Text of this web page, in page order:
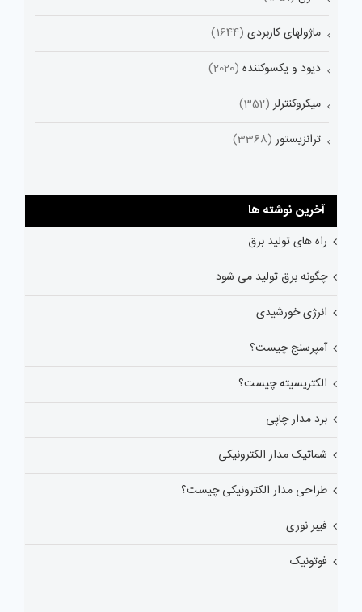
ماژولهای کاربردی (1644)
دیود و یکسوکننده (2020)
میکروکنترلر (352)
ترانزیستور (3368)
آخرین نوشته ها
راه های تولید برق
چگونه برق تولید می شود
انرژی خورشیدی
آمپرسنج چیست؟
الکتریسیته چیست؟
برد مدار چاپی
شماتیک مدار الکترونیکی
طراحی مدار الکترونیکی چیست؟
فیبر نوری
فوتونیک